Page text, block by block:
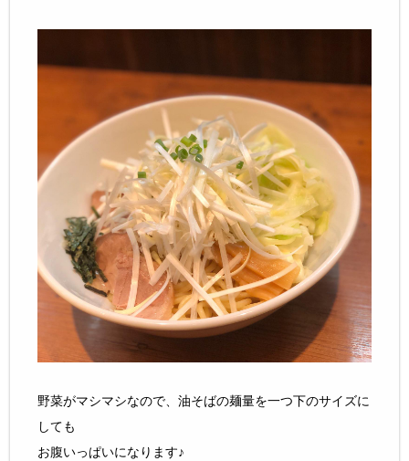
野菜がマシマシなので、油そばの麺量を一つ下のサイズに
しても
お腹いっぱいになります♪